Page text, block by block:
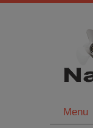
Menu